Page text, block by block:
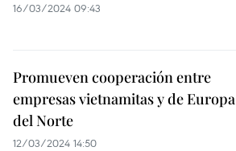
16/03/2024 09:43
Promueven cooperación entre
empresas vietnamitas y de Europa
del Norte
12/03/2024 14:50